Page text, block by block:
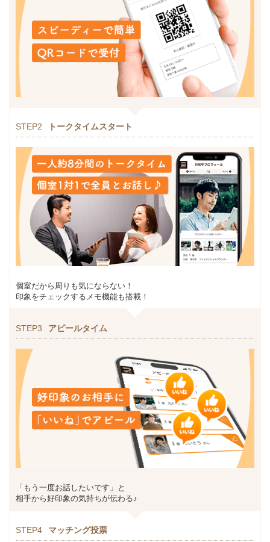
STEP2 トークタイムスタート
個室だから周りも気にならない！
印象をチェックするメモ機能も搭載！
STEP3 アピールタイム
「もう一度お話したいです」と
相手から好印象の気持ちが伝わる♪
STEP4 マッチング投票